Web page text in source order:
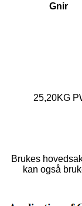
Gnir
25,20KG
Brukes
kan også